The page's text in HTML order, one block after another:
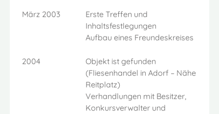
März 2003
Erste Treffen und
Inhaltsfestlegungen
Aufbau eines Freundeskreises
2004
Objekt ist gefunden
(Fliesenhandel in Adorf – Nähe
Reitplatz)
Verhandlungen mit Besitzer,
Konkursverwalter und